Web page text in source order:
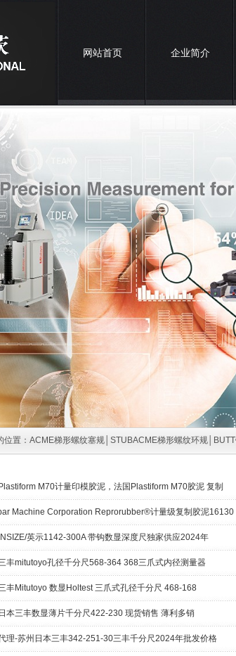
网站首页 企业简介
位置： ACME梯形螺纹塞规│STUBACME梯形螺纹环规
M70计量印模胶泥，法国Plastiform M70胶泥 复制
Machine Corporation Reprorubber®计量级复制胶泥16130
英示1142-300A 带钩数显深度尺独家供应2024年
丰mitutoyo孔径千分尺568-364 368三爪式内径测量器
丰Mitutoyo 数显Holtest 三爪式孔径千分尺 468-168
本三丰数显薄片千分尺422-230 现货销售 薄利多销
理-苏州日本三丰342-251-30三丰千分尺2024年批发价格